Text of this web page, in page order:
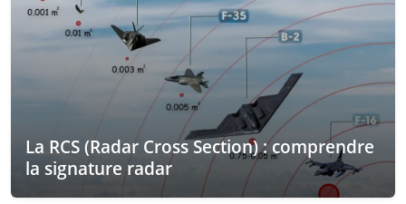
La RCS (Radar Cross Section) : comprendre
la signature radar